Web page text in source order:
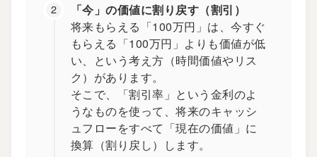
「今」の価値に割り戻す（割引）
将来もらえる「100万円」は、今すぐ
もらえる「100万円」よりも価値が低
い、という考え方（時間価値やリス
ク）があります。
そこで、「割引率」という金利のよ
うなものを使って、将来のキャッシ
ュフローをすべて「現在の価値」に
換算（割り戻し）します。